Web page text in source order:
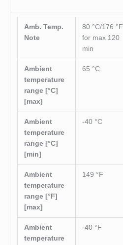
Amb. Temp.
Note
80 °C/176 °F
for max 120
min
Ambient
temperature
range [°C]
[max]
65 °C
Ambient
temperature
range [°C]
[min]
-40 °C
Ambient
temperature
range [°F]
[max]
149 °F
Ambient
temperature
-40 °F